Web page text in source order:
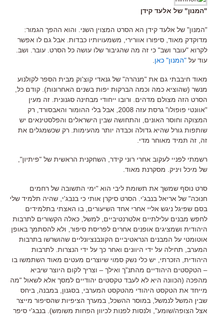
"המנון" של אלעד קידן
"המנון" של אלעד קידן הא הסרט המצוין השני. והוא ההפך הגמור:
מדוקדק מאוד, סיפורו אוורירי, משמעויותיו כבדות. אבל גם לו אפשר
לקרוא "עובר ושב" כי זה מה שהגיבור שלו עושה כל הסרט. עובר. ושב.
עוד על "המנון" כאן
מאוד חיבבתי גם את "מנהרה" של גנאדי קוצ'וק מבית הספר לקולנוע
מנשר (שהוציא כמה וכמה הברקות יפות בשנים האחרונות). קודם כל,
הסרט הזה מצולם מדהים. ורובו ייחודי מבחינה סגנונית. זה מעין
"אוונטי פופולו" גרסת עזה 2008, אבל בלי ההומור והאבסורד, רק
המצוקה וחוסר האונים, והתחושה שבין הישראלים והפלסטינאים יש
שותפות גורל שהיא גדולה וכבדה יותר מהעימות. רק שכשמגלים את
זה, זה תמיד מאוחר מדי.
רשמתי לפניי לעקוב אחרי רוני קידר, השחקנית הראשית של "פיתיון",
של מיכל ויניק. מסקרנת מאוד.
סרט נוסף שמשך את תשומת ליבי הוא "ימי התשובה של רחמים
חנוכה" של אריאל בנבג'י. הסרט סיקרן אותי כי בנבג'י, שהיה תלמיד שלי
בסם שפיגל ניגש אליי אחרי אחד השיעורים, בו האצתי בתלמידים
לחפש מבנים עלילתיים אלטרנטיביים, למשל, כאלה הקשורים לתרבות
היהודית ושמציגים אופנים אחרים לפריסת סיפור, ולא להסתמך באופן
אוטומטי על המבנים הנראטיביים הקונבנציונליים שהושרשו בתרבות
המערב, תחילה על ידי היוונים ואחר כך על ידי הנצרות. לתרבות
היהודית, הזכרתי, יש כלי נשק סמוי שיוצרים מעטים מאוד השתמשו בו
– הטקסטים היהודיים מהתנ"ך ואילך – וצריך לקום היוצר שיביא
מהפכה (הכוונה היא לא לעבד טקסטים יהודיים למסך אלא לשאול "מה
מייחד את הטקסט היהודי מהטקסט המערבי, בסגנון, במבנה, ביחס
שבין המשל לנמשל, במוסר ההשכל, במערך הציפיות שהסיפור מייצר
אצל הצופה/שומע", ולנסות לפנות לכיוון הפחות משומש). בנבג'י סיפר